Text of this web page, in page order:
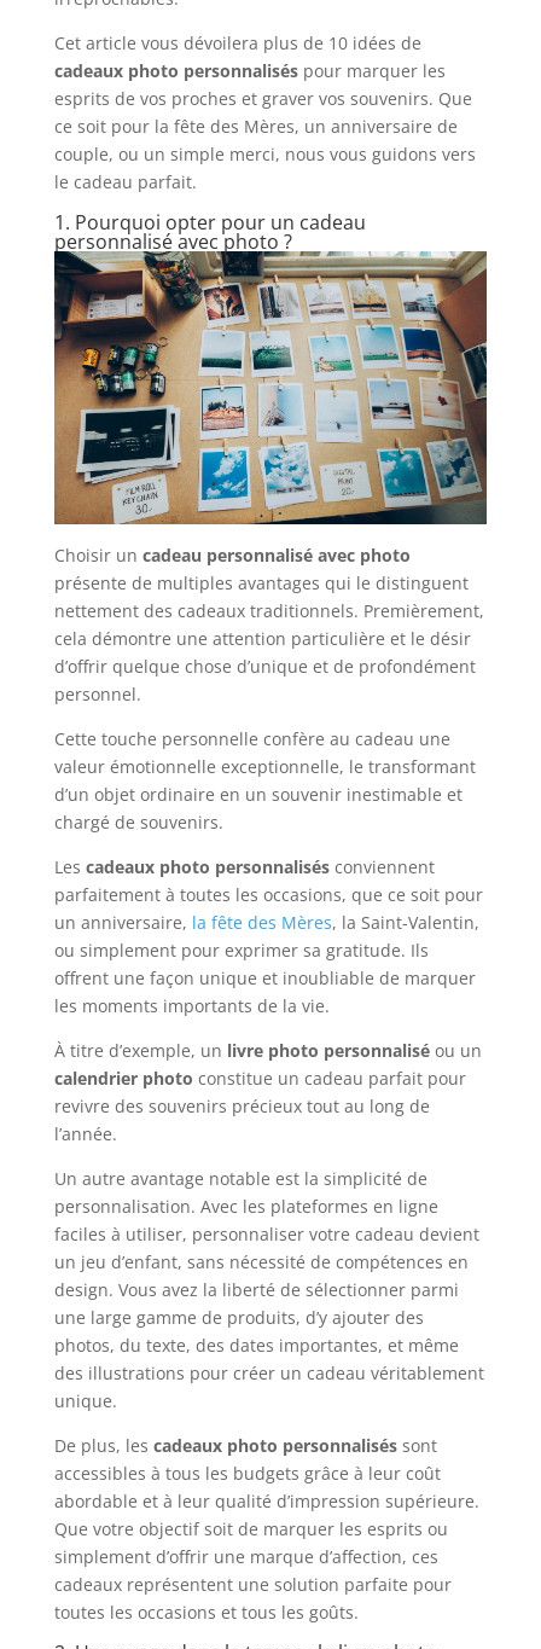
Cet article vous dévoilera plus de 10 idées de
cadeaux photo personnaliséspour marquer les
esprits de vos proches et graver vos souvenirs. Que
ce soit pour la fête des Mères, un anniversaire de
couple, ou un simple merci, nous vous guidons vers
le cadeau parfait.
1. Pourquoi opter pour un cadeau
personnalisé avec photo ?
Choisir un cadeau personnalisé avec photo
présente de multiples avantages qui le distinguent
nettement des cadeaux traditionnels. Premièrement,
cela démontre une attention particulière et le désir
d’offrir quelque chose d’unique et de profondément
personnel.
Cette touche personnelle confère au cadeau une
valeur émotionnelle exceptionnelle, le transformant
d’un objet ordinaire en un souvenir inestimable et
chargé de souvenirs.
Les cadeaux photo personnalisésconviennent
parfaitement à toutes les occasions, que ce soit pour
un anniversaire, la fête des Mères, la Saint-Valentin,
ou simplement pour exprimer sa gratitude. Ils
offrent une façon unique et inoubliable de marquer
les moments importants de la vie.
À titre d’exemple, un livre photo personnaliséou un
calendrier photo constitue un cadeau parfait pour
revivre des souvenirs précieux tout au long de
l’année.
Un autre avantage notable est la simplicité de
personnalisation. Avec les plateformes en ligne
faciles à utiliser, personnaliser votre cadeau devient
un jeu d’enfant, sans nécessité de compétences en
design. Vous avez la liberté de sélectionner parmi
une large gamme de produits, d’y ajouter des
photos, du texte, des dates importantes, et même
des illustrations pour créer un cadeau véritablement
unique.
De plus, les cadeaux photo personnaliséssont
accessibles à tous les budgets grâce à leur coût
abordable et à leur qualité d’impression supérieure.
Que votre objectif soit de marquer les esprits ou
simplement d’offrir une marque d’affection, ces
cadeaux représentent une solution parfaite pour
toutes les occasions et tous les goûts.